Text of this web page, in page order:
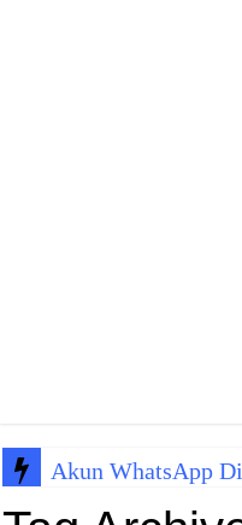
Akun WhatsApp